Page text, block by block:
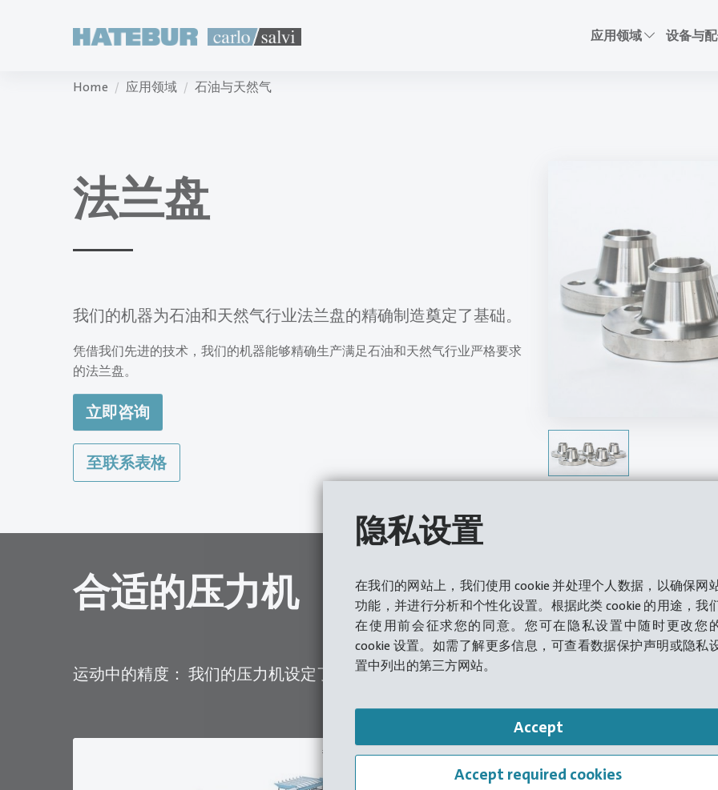
隐私设置
在我们的网站上，我们使用 cookie 并处理个人数据，以确保网
功能，并进行分析和个性化设置。根据此类 cookie 的用途，我
在使用前会征求您的同意。您可在隐私设置中随时更改您
cookie 设置。如需了解更多信息，可查看数据保护声明或隐私
置中列出的第三方网站。
Accept
Accept required cookies
应用领域 设备与
Home 应用领域 石油与天然气
法兰盘
我们的机器为石油和天然气行业法兰盘的精确制造奠定了基础。
凭借我们先进的技术，我们的机器能够精确生产满足石油和天然气行业严格要求
的法兰盘。
立即咨询
至联系表格
合适的压力机
运动中的精度： 我们的压力机设定了成形技术的新标准--在每种应用中都能体验到出色的性
热成型机 热成型机